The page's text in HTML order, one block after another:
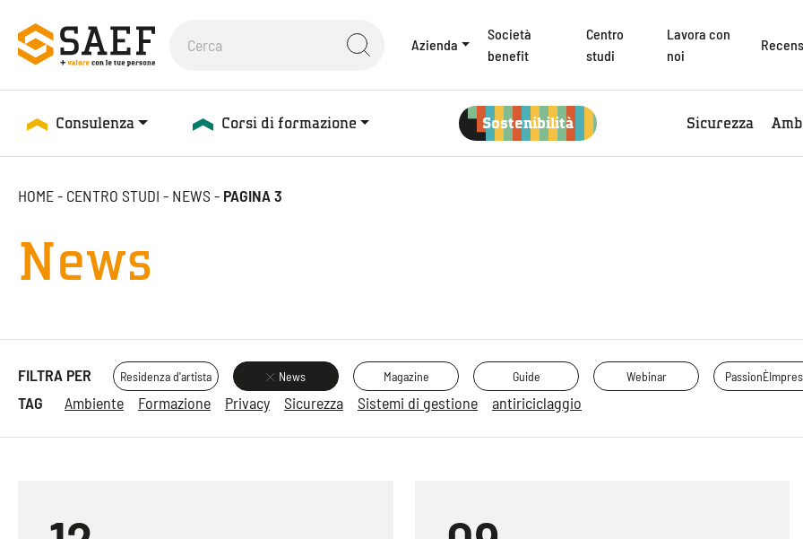
Azienda
Società
benefit
Centro
studi
Lavora con
noi
Consulenza Corsi di formazione Sostenibilità Sicurezza
HOME- CENTRO STUDI - NEWS - PAGINA 3
News
FILTRA PER Residenza d'artista News Magazine Guide Webinar
TAG Ambiente Formazione Privacy Sicurezza Sistemi di gestione antiriciclaggio